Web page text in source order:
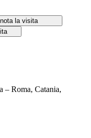
la visita
– Roma, Catania,